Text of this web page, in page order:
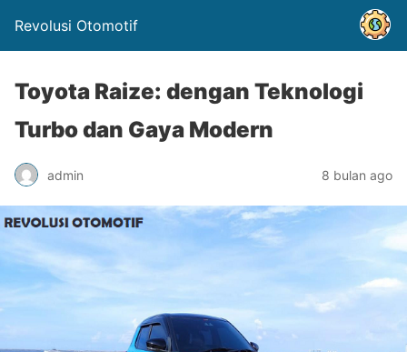
Revolusi Otomotif
Toyota Raize: dengan Teknologi
Turbo dan Gaya Modern
admin 8 bulan ago